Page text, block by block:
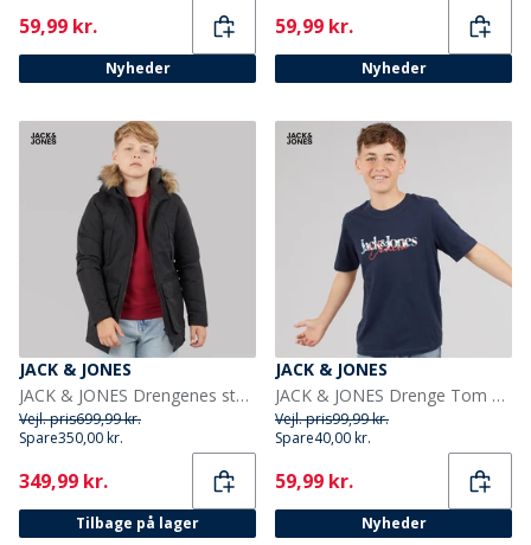
Current
59,99 kr.
Nyheder
Current
59,99 kr.
Nyheder
JACK & JONES
JACK & JONES Drengenes store parka med aftagelig pels Sort
Vejl. pris699,99 kr.
Spare350,00 kr.
Current
349,99 kr.
Tilbage på lager
JACK & JONES
JACK & JONES Drenge Tom T-shirt Navy Blazer
Vejl. pris99,99 kr.
Spare40,00 kr.
Current
59,99 kr.
Nyheder